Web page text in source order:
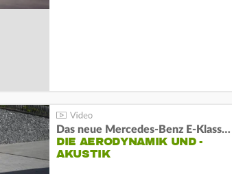
Das neue Mercedes-Benz E-Klasse T-Modell
DIE AERODYNAMIK UND -
AKUSTIK